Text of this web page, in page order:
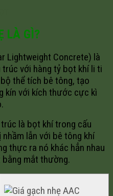
LÀ GÌ?
Lightweight Concrete) là
với hàng tỷ bọt khí li ti
thể tích bê tông, tạo
kín với kích thước cực kì
là bọt khí trong cấu
lẫn với bê tông khí
thực ra nó khác hẳn nhau
mắt thường.